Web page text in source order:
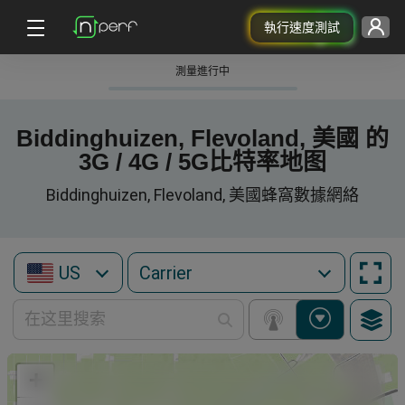
執行速度測試
測量進行中
Biddinghuizen, Flevoland, 美國 的
3G / 4G / 5G比特率地图
Biddinghuizen, Flevoland, 美國蜂窩數據網絡
US